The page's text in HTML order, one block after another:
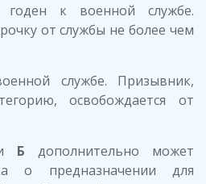
к военной службе.
от службы не более чем
службе. Призывник,
освобождается от
Б дополнительно может
о предназначении для